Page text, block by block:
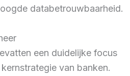
databetrouwbaarheid.
een duidelijke focus
van banken.